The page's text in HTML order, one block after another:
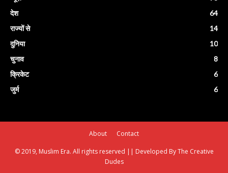
देश
64
राज्यों से
14
दुनिया
10
चुनाव
8
क्रिकेट
6
जुर्म
6
About Contact
© 2019, Muslim Era. All rights reserved || Developed By The Creative
Dudes